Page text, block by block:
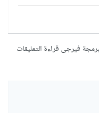
فيرجى قراءة التعليقات